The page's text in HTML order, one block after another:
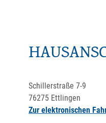
Schillerstraße 7-9
76275 Ettlingen
Zur elektronischen